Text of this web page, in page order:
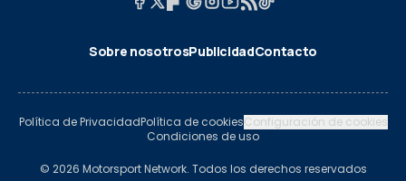
Sobre nosotrosPublicidadContacto
Política de PrivacidadPolítica de cookiesConfiguración de cookies
Condiciones de uso
© 2026 Motorsport Network. Todos los derechos reservados